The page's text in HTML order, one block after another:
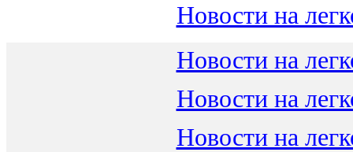
Новости на
Новости на
Новости на
Новости на